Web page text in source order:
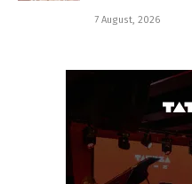
7 August, 2026